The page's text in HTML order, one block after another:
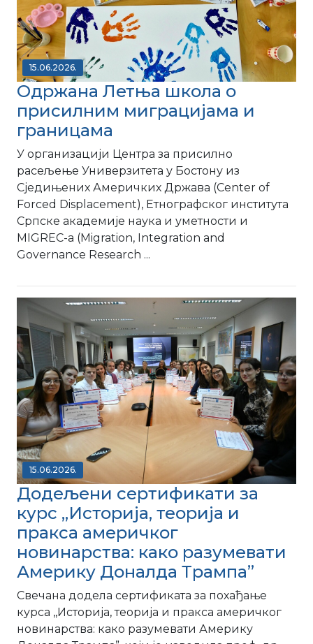
15.06.2026.
Одржана Летња школа о
присилним миграцијама и
границама
У организацији Центра за присилно
расељење Универзитета у Бостону из
Сједињених Америчких Држава (Center of
Forced Displacement), Етнографског института
Српске академије наука и уметности и
MIGREC-a (Migration, Integration and
Governance Research ...
15.06.2026.
Додељени сертификати за
курс ,,Историја, теорија и
пракса америчког
новинарства: како разумевати
Америку Доналда Трампа”
Свечана додела сертификата за похађање
курса ,,Историја, теорија и пракса америчког
новинарства: како разумевати Америку